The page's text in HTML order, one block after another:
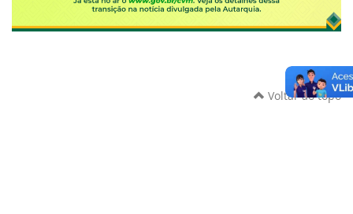
Voltar ao topo